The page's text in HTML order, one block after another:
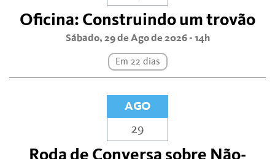
Oficina: Construindo um trovão
Sábado, 29 de Ago de 2026 - 14h
Em 22 dias
AGO
29
Roda de Conversa sobre Não-